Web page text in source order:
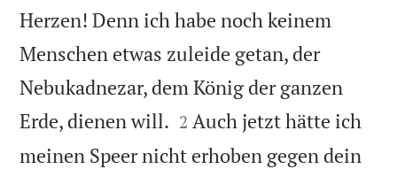
Herzen! Denn ich habe noch keinem
Menschen etwas zuleide getan, der
Nebukadnezar, dem König der ganzen
Erde, dienen will. 

2 Auch jetzt hätte ich
meinen Speer nicht erhoben gegen dein